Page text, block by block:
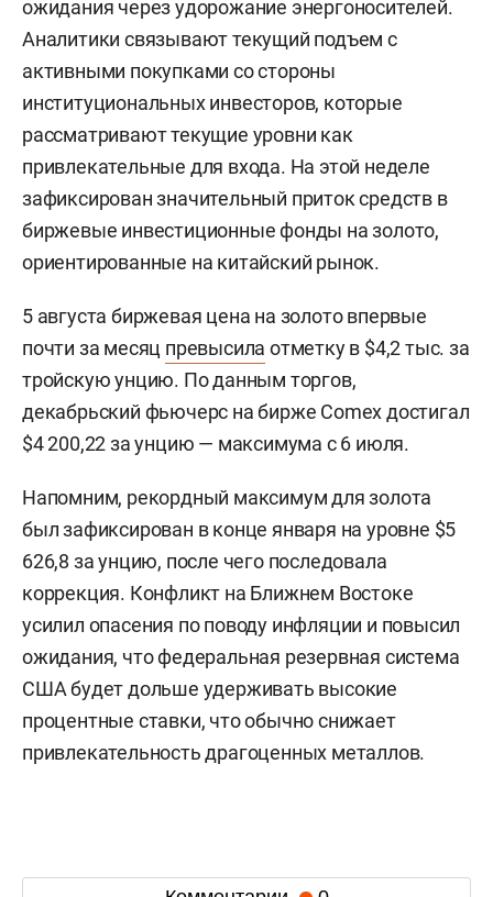
ожидания через удорожание энергоносителей.
Аналитики связывают текущий подъем с
активными покупками со стороны
институциональных инвесторов, которые
рассматривают текущие уровни как
привлекательные для входа. На этой неделе
зафиксирован значительный приток средств в
биржевые инвестиционные фонды на золото,
ориентированные на китайский рынок.
5 августа биржевая цена на золото впервые
почти за месяц превысила отметку в $4,2 тыс. за
тройскую унцию. По данным торгов,
декабрьский фьючерс на бирже Comex достигал
$4 200,22 за унцию — максимума с 6 июля.
Напомним, рекордный максимум для золота
был зафиксирован в конце января на уровне $5
626,8 за унцию, после чего последовала
коррекция. Конфликт на Ближнем Востоке
усилил опасения по поводу инфляции и повысил
ожидания, что федеральная резервная система
США будет дольше удерживать высокие
процентные ставки, что обычно снижает
привлекательность драгоценных металлов.